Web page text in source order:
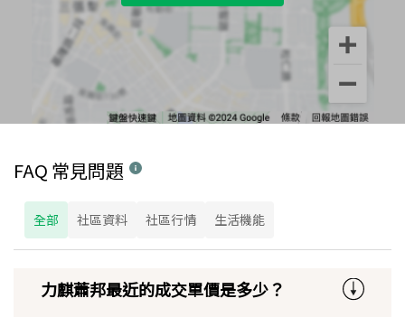
FAQ 常見問題
全部 社區資料 社區行情 生活機能
力麒蕭邦最近的成交單價是多少？